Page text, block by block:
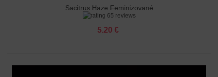
Sacitrus Haze Feminizované
65 reviews
5.20 €